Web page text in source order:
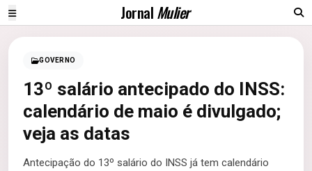
JornalMulier
GOVERNO
13º salário antecipado do INSS:
calendário de maio é divulgado;
veja as datas
Antecipação do 13º salário do INSS já tem calendário